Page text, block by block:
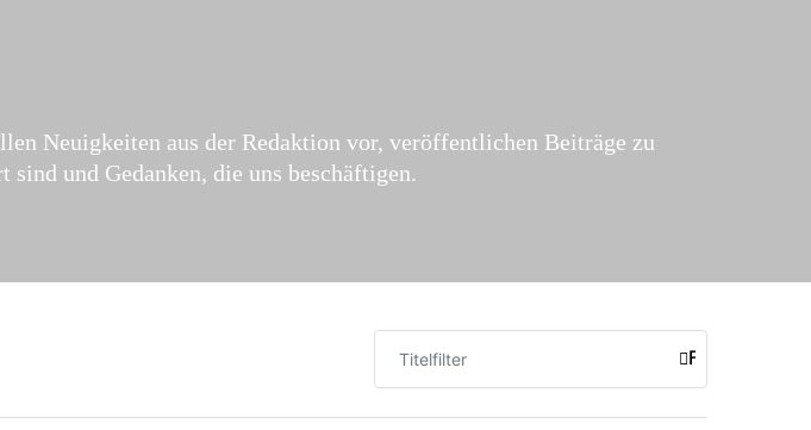
Neuigkeiten aus der Redaktion vor, veröffentlichen Beiträge zu
und Gedanken, die uns beschäftigen.
FILTER